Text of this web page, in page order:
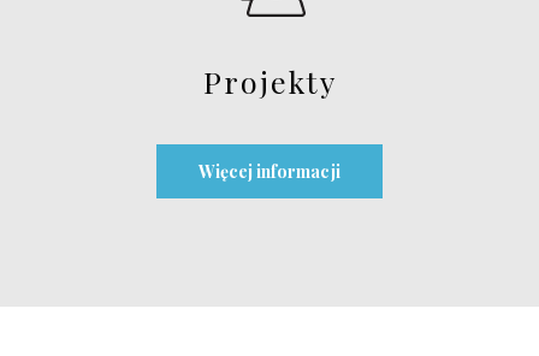
Projekty
Więcej informacji